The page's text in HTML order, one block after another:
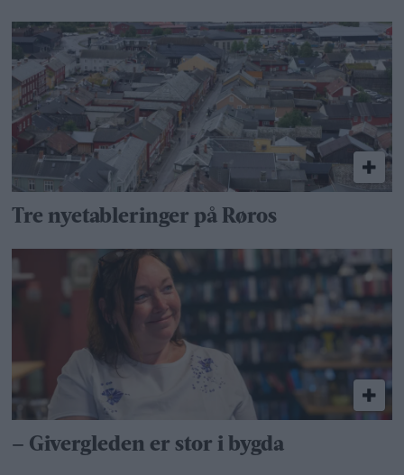
Tre nyetableringer på Røros
– Givergleden er stor i bygda